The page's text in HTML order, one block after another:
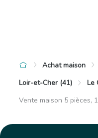
Achat maison
Loir-et-Cher (41)
Le
Vente maison 5 pièces,